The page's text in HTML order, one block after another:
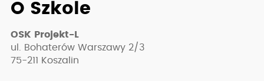
O Szkole
OSK Projekt-L
ul. Bohaterów Warszawy 2/3
75-211
Koszalin